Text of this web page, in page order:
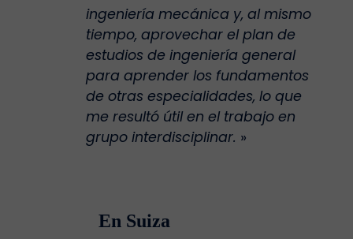
ingeniería mecánica y, al mismo
tiempo, aprovechar el plan de
estudios de ingeniería general
para aprender los fundamentos
de otras especialidades, lo que
me resultó útil en el trabajo en
grupo interdisciplinar. »
En Suiza